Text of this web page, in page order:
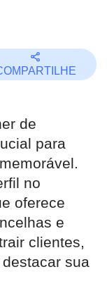
de
para
no
oferece
e
clientes,
sua